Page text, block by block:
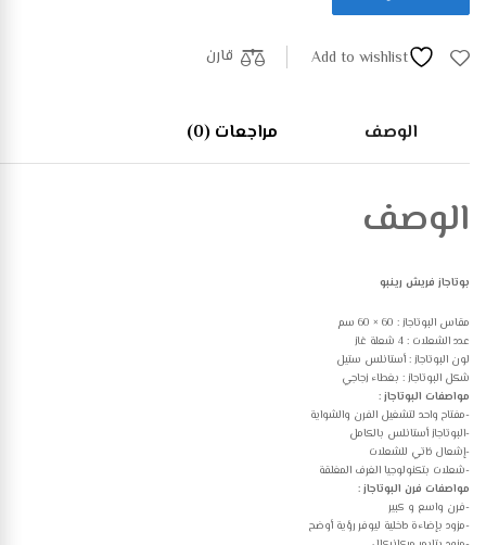
Add to wishlist قارن
الوصف مراجعات (0)
الوصف
بوتاجاز فريش رينبو
مقاس البوتاجاز : 60 × 60 سم
عدد الشعلات : 4 شعلة غاز
لون البوتاجاز : أستانلس ستيل
شكل البوتاجاز : بغطاء زجاجي
مواصفات البوتاجاز :
-مفتاح واحد لتشغيل الفرن والشواية
-البوتاجاز أستانلس بالكامل
-إشعال ذاتي للشعلات
-شعلات بتكنولوجيا الغرف المغلقة
مواصفات فرن البوتاجاز :
-فرن واسع و كبير
-مزود بإضاءة داخلية ليوفر رؤية أوضح